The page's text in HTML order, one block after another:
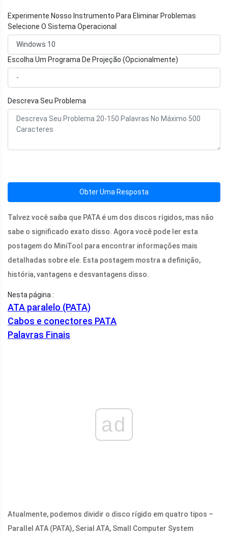
Experimente Nosso Instrumento Para Eliminar Problemas
Selecione O Sistema Operacional
Escolha Um Programa De Projeção (Opcionalmente)
Descreva Seu Problema
Obter Uma Resposta
Talvez você saiba que PATA é um dos discos rígidos, mas não
sabe o significado exato disso. Agora você pode ler esta
postagem do MiniTool para encontrar informações mais
detalhadas sobre ele. Esta postagem mostra a definição,
história, vantagens e desvantagens disso.
Nesta página :
ATA paralelo (PATA)
Cabos e conectores PATA
Palavras Finais
ad
Atualmente, podemos dividir o disco rígido em quatro tipos –
Parallel ATA (PATA), Serial ATA, Small Computer System